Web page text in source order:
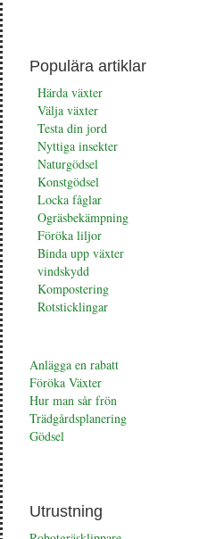
Populära artiklar
Härda växter
Välja växter
Testa din jord
Nyttiga insekter
Naturgödsel
Konstgödsel
Locka fåglar
Ogräsbekämpning
Föröka liljor
Binda upp växter
vindskydd
Kompostering
Rotsticklingar
Anlägga en rabatt
Föröka Växter
Hur man sår frön
Trädgårdsplanering
Gödsel
Utrustning